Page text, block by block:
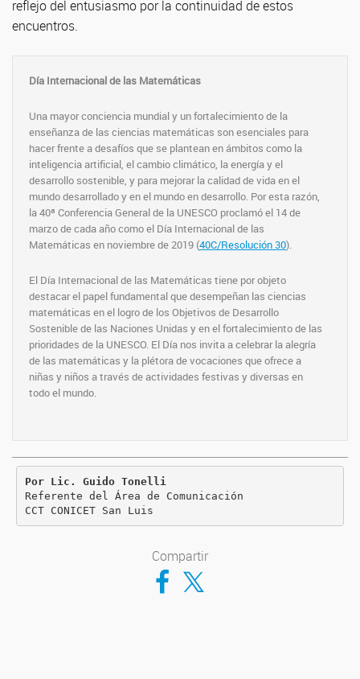
reflejo del entusiasmo por la continuidad de estos
encuentros.
Día Internacional de las Matemáticas
Una mayor conciencia mundial y un fortalecimiento de la
enseñanza de las ciencias matemáticas son esenciales para
hacer frente a desafíos que se plantean en ámbitos como la
inteligencia artificial, el cambio climático, la energía y el
desarrollo sostenible, y para mejorar la calidad de vida en el
mundo desarrollado y en el mundo en desarrollo. Por esta razón,
la 40ª Conferencia General de la UNESCO proclamó el 14 de
marzo de cada año como el Día Internacional de las
Matemáticas en noviembre de 2019 (40C/Resolución 30).
El Día Internacional de las Matemáticas tiene por objeto
destacar el papel fundamental que desempeñan las ciencias
matemáticas en el logro de los Objetivos de Desarrollo
Sostenible de las Naciones Unidas y en el fortalecimiento de las
prioridades de la UNESCO. El Día nos invita a celebrar la alegría
de las matemáticas y la plétora de vocaciones que ofrece a
niñas y niños a través de actividades festivas y diversas en
todo el mundo.
Por Lic. Guido Tonelli
Referente del Área de Comunicación
CCT CONICET San Luis
Compartir
Compartir en Facebook
Compartir en Twitter